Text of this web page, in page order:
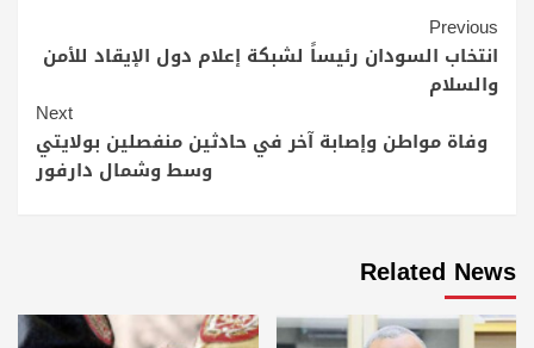
Continue
Reading
Previous
انتخاب السودان رئيساً لشبكة إعلام دول الإيقاد للأمن
والسلام
Next
وفاة مواطن وإصابة آخر في حادثين منفصلين بولايتي
وسط وشمال دارفور
Related News